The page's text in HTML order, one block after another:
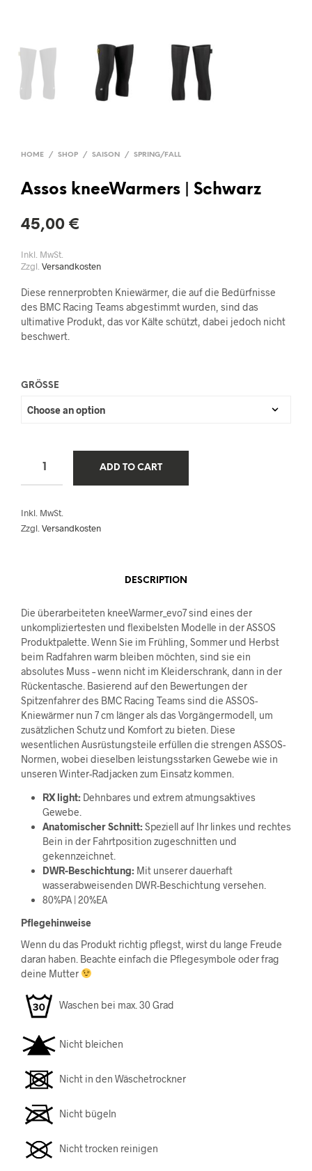
HOME / SHOP / SAISON / SPRING/FALL
Assos kneeWarmers | Schwarz
45,00 €
Inkl. MwSt.
Zzgl. Versandkosten
Diese rennerprobten Kniewärmer, die auf die Bedürfnisse
des BMC Racing Teams abgestimmt wurden, sind das
ultimative Produkt, das vor Kälte schützt, dabei jedoch nicht
beschwert.
GRÖSSE
ADD TO CART
Inkl. MwSt.
Zzgl.Versandkosten
DESCRIPTION
Die überarbeiteten kneeWarmer_evo7 sind eines der
unkompliziertesten und flexibelsten Modelle in der ASSOS
Produktpalette. Wenn Sie im Frühling, Sommer und Herbst
beim Radfahren warm bleiben möchten, sind sie ein
absolutes Muss – wenn nicht im Kleiderschrank, dann in der
Rückentasche. Basierend auf den Bewertungen der
Spitzenfahrer des BMC Racing Teams sind die ASSOS-
Kniewärmer nun 7 cm länger als das Vorgängermodell, um
zusätzlichen Schutz und Komfort zu bieten. Diese
wesentlichen Ausrüstungsteile erfüllen die strengen ASSOS-
Normen, wobei dieselben leistungsstarken Gewebe wie in
unseren Winter-Radjacken zum Einsatz kommen.
RX light:Dehnbares und extrem atmungsaktives
Gewebe.
Anatomischer Schnitt:Speziell auf Ihr linkes und rechtes
Bein in der Fahrtposition zugeschnitten und
gekennzeichnet.
DWR-Beschichtung:Mit unserer dauerhaft
wasserabweisenden DWR-Beschichtung versehen.
80%PA | 20%EA
Pflegehinweise
Wenn du das Produkt richtig pflegst, wirst du lange Freude
daran haben. Beachte einfach die Pflegesymbole oder frag
deine Mutter
Waschen bei max. 30 Grad
Nicht bleichen
Nicht in den Wäschetrockner
Nicht bügeln
Nicht trocken reinigen